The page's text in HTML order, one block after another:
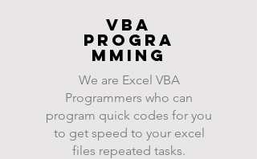
VBA
progra
mming
We are Excel VBA
Programmers who can
program quick codes for you
to get speed to your excel
files repeated tasks.